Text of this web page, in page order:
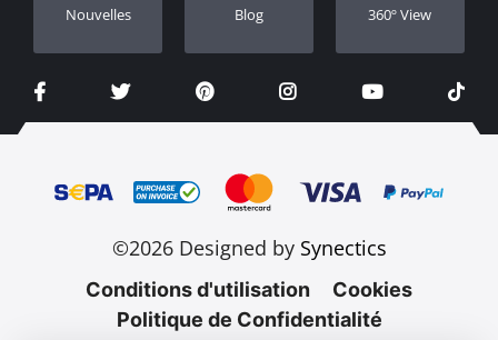
Nouvelles Blog 360º View
©2026 Designed by Synectics
Conditions d'utilisation
Cookies
Politique de Confidentialité